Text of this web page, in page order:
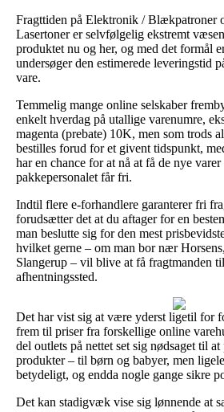
Fragttiden på Elektronik / Blækpatroner
Lasertoner er selvfølgelig ekstremt
produktet nu og her, og med det formål
undersøger den estimerede leveringstid
vare.
Temmelig mange online selskaber
enkelt hverdag på utallige varenumre,
magenta (prebate) 10K, men som trods
bestilles forud for et givent tidspunkt,
har en chance for at nå at få de nye
pakkepersonalet får fri.
Indtil flere e-forhandlere garanterer fri
forudsætter det at du aftager for en
man beslutte sig for den mest
hvilket gerne – om man bor nær
Slangerup – vil blive at få fragtmanden
afhentningssted.
Det har vist sig at være yderst ligetil for
frem til priser fra forskellige online
del outlets på nettet set sig nødsaget til at
produkter – til børn og babyer, men
betydeligt, og endda nogle gange sikre
Det kan stadigvæk vise sig lønnende at